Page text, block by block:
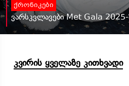
ქრონიკები
ვარსკვლავები Met Gala
კვირის ყველაზე კითხვადი